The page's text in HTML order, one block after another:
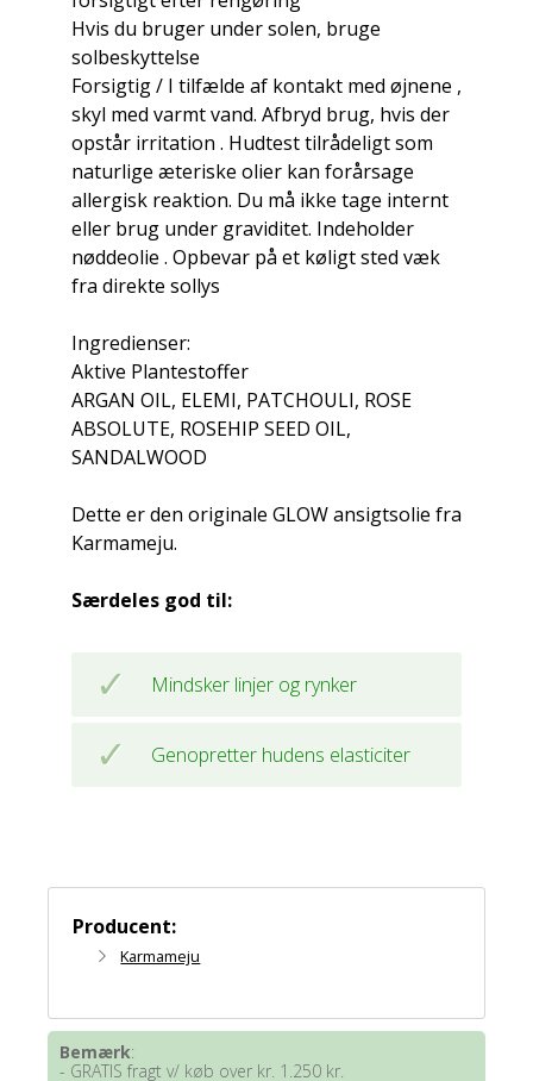
Hvis du bruger under solen, bruge
solbeskyttelse
Forsigtig / I tilfælde af kontakt med øjnene ,
skyl med varmt vand. Afbryd brug, hvis der
opstår irritation . Hudtest tilrådeligt som
naturlige æteriske olier kan forårsage
allergisk reaktion. Du må ikke tage internt
eller brug under graviditet. Indeholder
nøddeolie . Opbevar på et køligt sted væk
fra direkte sollys
Ingredienser:
Aktive Plantestoffer
ARGAN OIL, ELEMI, PATCHOULI, ROSE
ABSOLUTE, ROSEHIP SEED OIL,
SANDALWOOD
Dette er den originale GLOW ansigtsolie fra
Karmameju.
Særdeles god til:
Mindsker linjer og rynker
Genopretter hudens elasticiter
Producent:
Karmameju
Bemærk:
- GRATIS fragt v/ køb over kr. 1.250 kr.